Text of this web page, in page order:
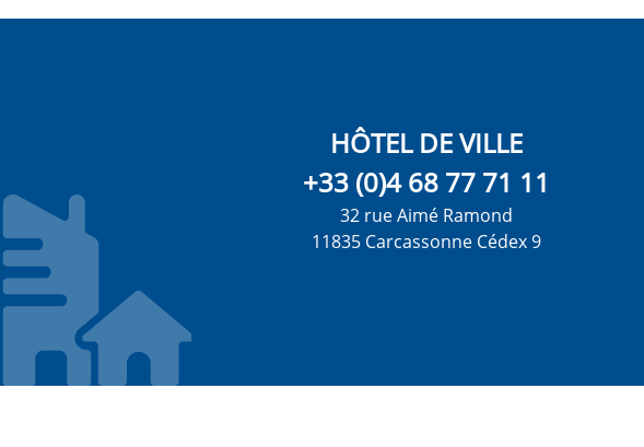
HÔTEL DE VILLE
+33 (0)4 68 77 71 11
32 rue Aimé Ramond
11835 Carcassonne Cédex 9